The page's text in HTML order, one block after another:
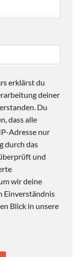
erklärst du
deiner
Du
dass alle
Adresse nur
durch das
und
wir deine
Einverständnis
Blick in unsere